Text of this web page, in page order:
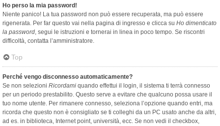
Ho perso la mia password!
Niente panico! La tua password non può essere recuperata, ma può essere
rigenerata. Per far questo vai nella pagina di ingresso e clicca su Ho dimenticato
la password, segui le istruzioni e tornerai in linea in poco tempo. Se riscontri
difficoltà, contatta l’amministratore.
Top
Perché vengo disconnesso automaticamente?
Se non selezioni Ricordami quando effettui il login, il sistema ti terrà connesso
per un periodo prestabilito. Questo serve a evitare che qualcuno possa usare il
tuo nome utente. Per rimanere connesso, seleziona l’opzione quando entri, ma
ricorda che questo non è consigliato se ti colleghi da un PC usato anche da altri,
ad es. in biblioteca, Internet point, università, ecc. Se non vedi il checkbox,